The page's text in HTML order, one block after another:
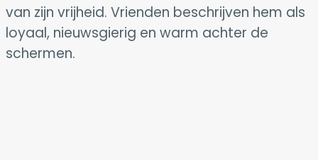
van zijn vrijheid. Vrienden beschrijven hem als
loyaal, nieuwsgierig en warm achter de
schermen.